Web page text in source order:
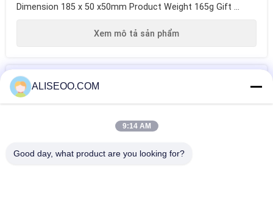
Dimension 185 x 50 x50mm Product Weight 165g Gift ...
Xem mô tả sản phẩm
Thẻ
HƠN Vẻ Đẹp Thiết Bị Đa Chức Năng
ALISEOO.COM
9:14 AM
Good day, what product are you looking for?